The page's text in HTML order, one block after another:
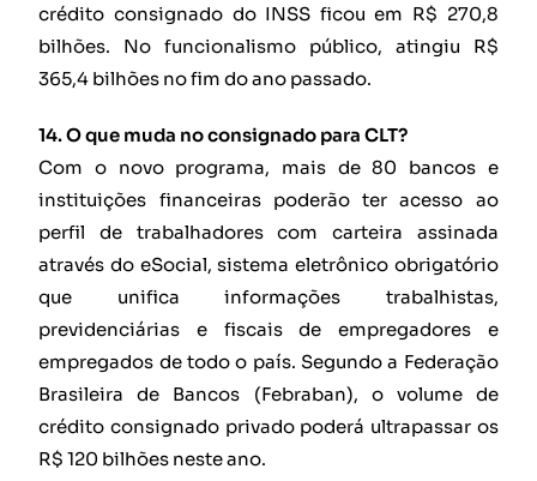
crédito consignado do INSS ficou em R$ 270,8
bilhões. No funcionalismo público, atingiu R$
365,4 bilhões no fim do ano passado.
14. O que muda no consignado para CLT?
Com o novo programa, mais de 80 bancos e
instituições financeiras poderão ter acesso ao
perfil de trabalhadores com carteira assinada
através do eSocial, sistema eletrônico obrigatório
que unifica informações trabalhistas,
previdenciárias e fiscais de empregadores e
empregados de todo o país. Segundo a Federação
Brasileira de Bancos (Febraban), o volume de
crédito consignado privado poderá ultrapassar os
R$ 120 bilhões neste ano.